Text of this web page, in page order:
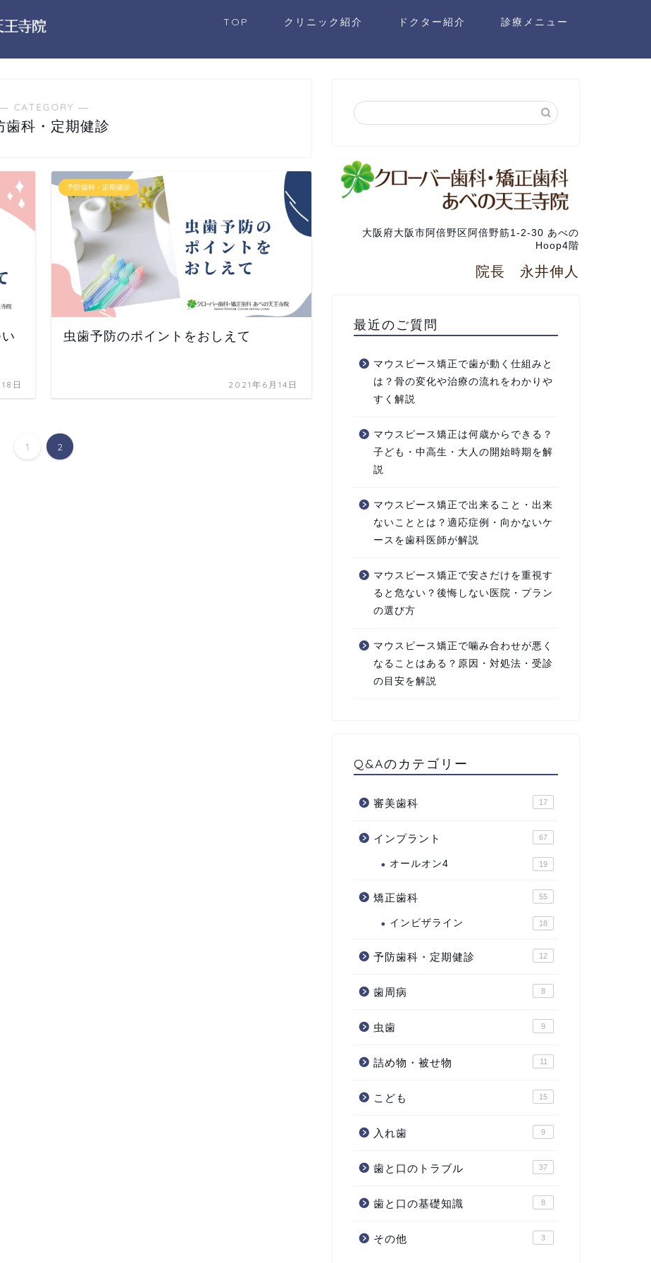
TOP クリニック紹介 ドクター紹介 診療メニュー
CATEGORY ―
歯科・定期健診
日
予防歯科・定期健診
虫歯予防のポイントをおしえて
2021年6月14日
1 2
大阪府大阪市阿倍野区阿倍野筋1-2-30 あべの
Hoop4階
院長 永井伸人
最近のご質問
マウスピース矯正で歯が動く仕組みと
は？骨の変化や治療の流れをわかりや
すく解説
マウスピース矯正は何歳からできる？
子ども・中高生・大人の開始時期を解
説
マウスピース矯正で出来ること・出来
ないこととは？適応症例・向かないケ
ースを歯科医師が解説
マウスピース矯正で安さだけを重視す
ると危ない？後悔しない医院・プラン
の選び方
マウスピース矯正で噛み合わせが悪く
なることはある？原因・対処法・受診
の目安を解説
Q&Aのカテゴリー
審美歯科 17
インプラント 67
オールオン4 19
矯正歯科 55
インビザライン 18
予防歯科・定期健診 12
歯周病 8
虫歯 9
詰め物・被せ物 11
こども 15
入れ歯 9
歯と口のトラブル 37
歯と口の基礎知識 8
その他 3